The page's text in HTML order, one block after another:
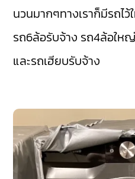
นวนมากๆทางเราก็มีรถไ
รถ6ล้อรับจ้าง รถ4ล้อให
และรถเฮียบรับจ้าง